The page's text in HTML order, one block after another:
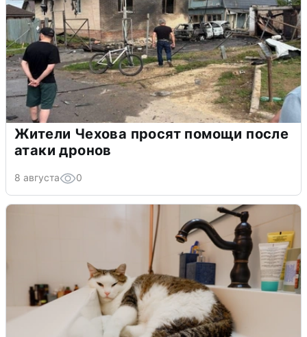
Жители Чехова просят помощи после
атаки дронов
8 августа 0